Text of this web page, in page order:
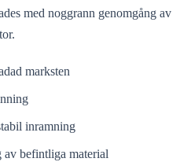
med noggrann genomgång av
marksten
inramning
befintliga material